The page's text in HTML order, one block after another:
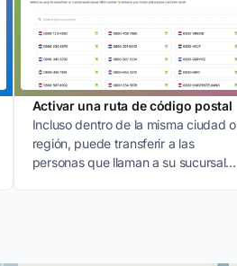
Activar una ruta de código postal
Incluso dentro de la misma ciudad o
región, puede transferir a las
personas que llaman a su sucursal